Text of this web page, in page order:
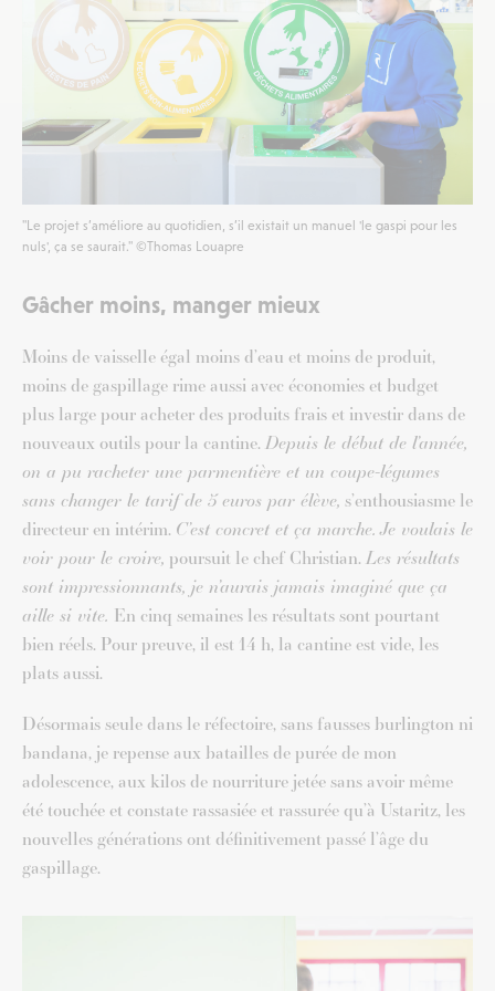
"Le projet s’améliore au quotidien, s’il existait un manuel 'le gaspi pour les
nuls', ça se saurait." ©Thomas Louapre
Gâcher moins, manger mieux
Moins de vaisselle égal moins d’eau et moins de produit,
moins de gaspillage rime aussi avec économies et budget
plus large pour acheter des produits frais et investir dans de
nouveaux outils pour la cantine. Depuis le début de l’année,
on a pu racheter une parmentière et un coupe-légumes
sans changer le tarif de 5 euros par élève, s’enthousiasme le
directeur en intérim. C’est concret et ça marche. Je voulais le
voir pour le croire, poursuit le chef Christian. Les résultats
sont impressionnants, je n’aurais jamais imaginé que ça
aille si vite. En cinq semaines les résultats sont pourtant
bien réels. Pour preuve, il est 14 h, la cantine est vide, les
plats aussi.
Désormais seule dans le réfectoire, sans fausses burlington ni
bandana, je repense aux batailles de purée de mon
adolescence, aux kilos de nourriture jetée sans avoir même
été touchée et constate rassasiée et rassurée qu’à Ustaritz, les
nouvelles générations ont définitivement passé l’âge du
gaspillage.